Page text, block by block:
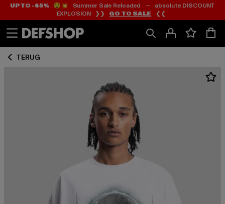
Ga
naar
Ga
naar
UP TO -65%😲💥 Summer Sale Reloaded — absolute DISCOUNT
EXPLOSION ❯❯ GO TO SALE ❮❮
TERUG